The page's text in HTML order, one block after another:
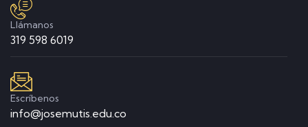
Llámanos
319 598 6019
Escríbenos
info@josemutis.edu.co